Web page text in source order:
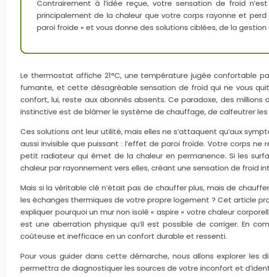
Contrairement à l’idée reçue, votre sensation de froid
principalement de la chaleur que votre corps rayonne et
paroi froide » et vous donne des solutions ciblées, de la
Le thermostat affiche 21°C, une température jugée confortable
fumante, et cette désagréable sensation de froid qui ne vous
confort, lui, reste aux abonnés absents. Ce paradoxe, des
instinctive est de blâmer le système de chauffage, de calfeutrer
Ces solutions ont leur utilité, mais elles ne s’attaquent qu’aux
aussi invisible que puissant : l’effet de paroi froide. Votre corps
petit radiateur qui émet de la chaleur en permanence. Si les
chaleur par rayonnement vers elles, créant une sensation de froid
Mais si la véritable clé n’était pas de chauffer plus, mais de
les échanges thermiques de votre propre logement ? Cet article
expliquer pourquoi un mur non isolé « aspire » votre chaleur
est une aberration physique qu’il est possible de corriger. En
coûteuse et inefficace en un confort durable et ressenti.
Pour vous guider dans cette démarche, nous allons explorer
permettra de diagnostiquer les sources de votre inconfort et